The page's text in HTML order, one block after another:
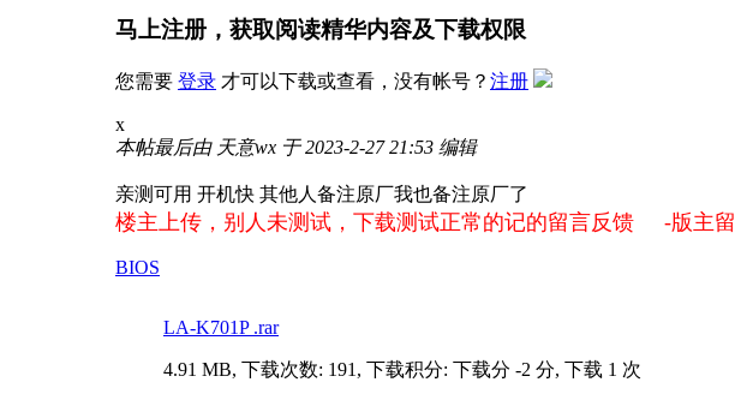
马上注册，获取阅读精华内容及下载权限
您需要 登录 才可以下载或查看，没有帐号？ 注册
x
本帖最后由 天意wx 于 2023-2-27 21:53 编辑
亲测可用 开机快 其他人备注原厂我也备注原厂了
楼主上传，别人未测试，下载测试正常的记的留言反馈 -版主留
BIOS
LA-K701P .rar
4.91 MB, 下载次数: 191, 下载积分: 下载分 -2 分, 下载 1 次